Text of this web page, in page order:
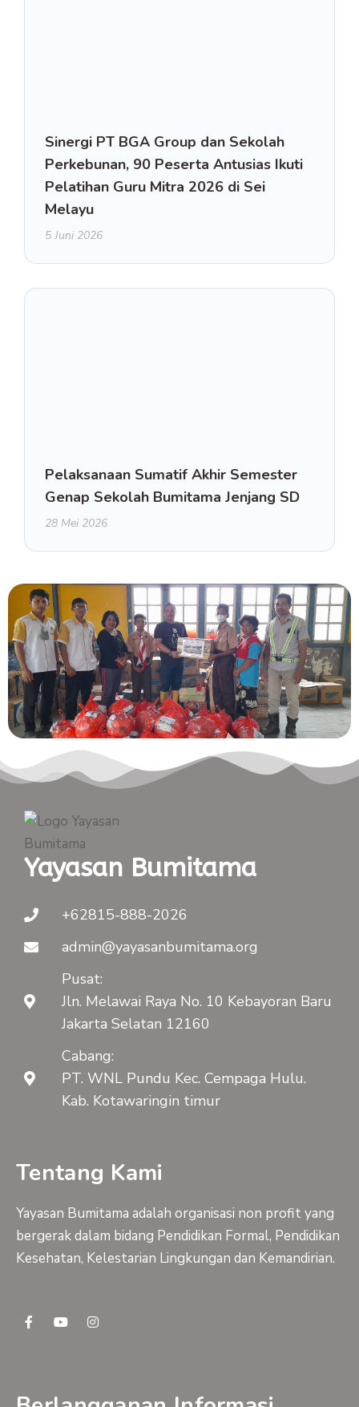
Sinergi PT BGA Group dan Sekolah
Perkebunan, 90 Peserta Antusias Ikuti
Pelatihan Guru Mitra 2026 di Sei
Melayu
5 Juni 2026
Pelaksanaan Sumatif Akhir Semester
Genap Sekolah Bumitama Jenjang SD
28 Mei 2026
Yayasan Bumitama
+62815-888-2026
admin@yayasanbumitama.org
Pusat:
Jln. Melawai Raya No. 10 Kebayoran Baru
Jakarta Selatan 12160
Cabang:
PT. WNL Pundu Kec. Cempaga Hulu.
Kab. Kotawaringin timur
Tentang Kami
Yayasan Bumitama adalah organisasi non profit yang
bergerak dalam bidang Pendidikan Formal, Pendidikan
Kesehatan, Kelestarian Lingkungan dan Kemandirian.
F
a
Y
o
I
n